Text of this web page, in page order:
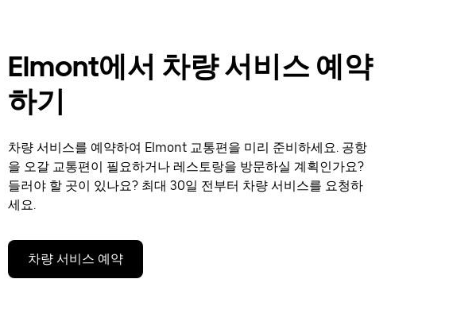
Elmont에서 차량 서비스 예약
하기
차량 서비스를 예약하여 Elmont 교통편을 미리 준비하세요. 공항
을 오갈 교통편이 필요하거나 레스토랑을 방문하실 계획인가요?
들러야 할 곳이 있나요? 최대 30일 전부터 차량 서비스를 요청하
세요.
차량 서비스 예약